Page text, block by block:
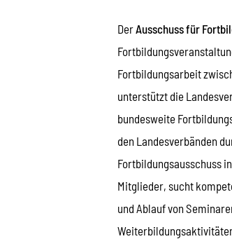
DerAusschuss für
Fortbildungsarbeit
unterstützt die
bundesweite
den Landesverbänden
Fortbildungsausschuss
Mitglieder, sucht
und Ablauf von